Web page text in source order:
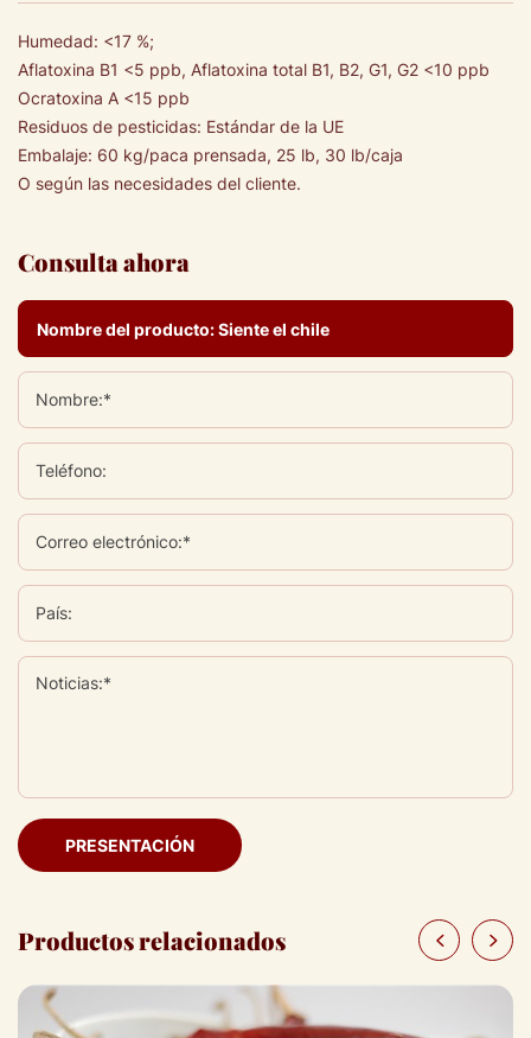
Humedad: <17 %;
Aflatoxina B1 <5 ppb, Aflatoxina total B1, B2, G1, G2 <10 ppb
Ocratoxina A <15 ppb
Residuos de pesticidas: Estándar de la UE
Embalaje: 60 kg/paca prensada, 25 lb, 30 lb/caja
O según las necesidades del cliente.
Consulta ahora
Nombre:*
Teléfono:
Correo electrónico:*
País:
Noticias:*
PRESENTACIÓN
Productos relacionados